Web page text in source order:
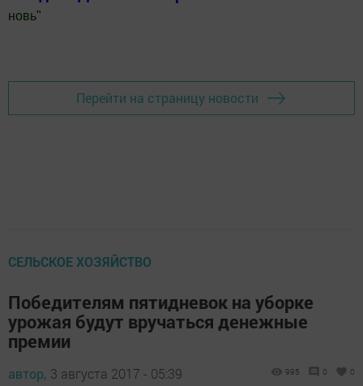
новь"
Перейти на страницу новости
СЕЛЬСКОЕ ХОЗЯЙСТВО
Победителям пятидневок на уборке
урожая будут вручаться денежные
премии
автор, 3 августа 2017 - 05:39 995 0 0